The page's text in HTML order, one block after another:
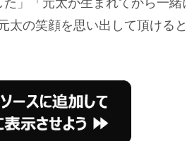
太の笑顔を思い出して頂けると